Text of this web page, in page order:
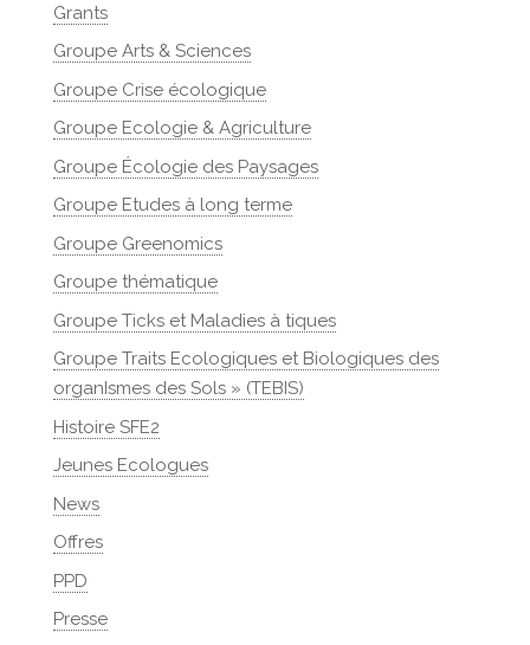
Grants
Groupe Arts & Sciences
Groupe Crise écologique
Groupe Ecologie & Agriculture
Groupe Écologie des Paysages
Groupe Etudes à long terme
Groupe Greenomics
Groupe thématique
Groupe Ticks et Maladies à tiques
Groupe Traits Ecologiques et Biologiques des
organIsmes des Sols » (TEBIS)
Histoire SFE2
Jeunes Ecologues
News
Offres
PPD
Presse